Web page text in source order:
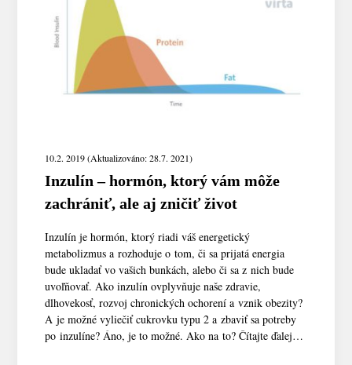
10.2. 2019 (Aktualizováno: 28.7. 2021)
Inzulín – hormón, ktorý vám môže
zachrániť, ale aj zničiť život
Inzulín je hormón, ktorý riadi váš energetický
metabolizmus a rozhoduje o tom, či sa prijatá energia
bude ukladať vo vašich bunkách, alebo či sa z nich bude
uvoľňovať. Ako inzulín ovplyvňuje naše zdravie,
dlhovekosť, rozvoj chronických ochorení a vznik obezity?
A je možné vyliečiť cukrovku typu 2 a zbaviť sa potreby
po inzulíne? Áno, je to možné. Ako na to? Čítajte ďalej…